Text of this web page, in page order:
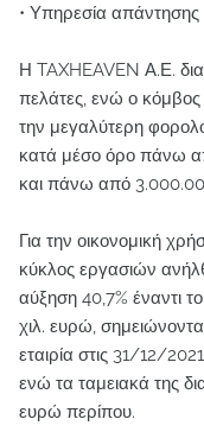
• Υπηρεσία
Η TAXHEAVEN Α.Ε.
πελάτες, ενώ ο
την μεγαλύτερη
κατά μέσο όρο πάνω
και πάνω από
Για την οικονομική
κύκλος εργασιών
αύξηση 40,7% έναντι
χιλ. ευρώ,
εταιρία στις 31/12/
ενώ τα ταμειακά της
ευρώ περίπου.